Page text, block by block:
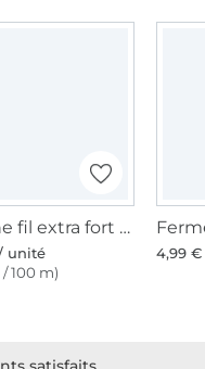
Bobine fil extra fort Gütermann 100m polyester, (111) blanc cassé
unité
100 m)
4,99
satisfaits